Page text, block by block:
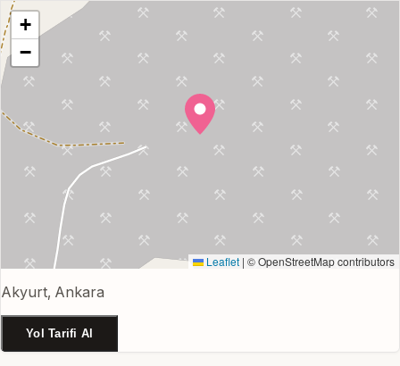
+
−
Leaflet | © OpenStreetMap contributors
Akyurt, Ankara
Yol Tarifi Al